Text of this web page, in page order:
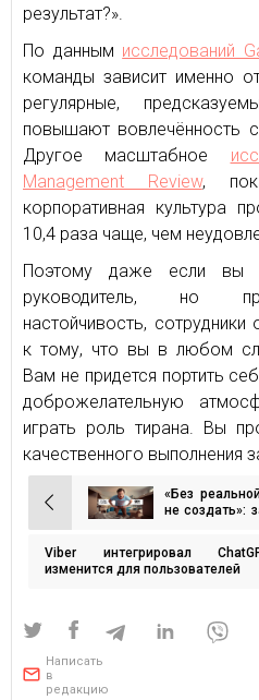
результат?».
По данным исследований
команды зависит именно
регулярные,
повышают вовлечённость
Другое масштабное
Management Review,
корпоративная культура
10,4 раза чаще, чем
Поэтому даже если вы
руководитель, но
настойчивость,
к тому, что вы в любом
Вам не придется портить
доброжелательную
играть роль тирана. Вы
качественного выполнения
Навигация
по
записям
«Без
не создать»:
Viber интегрировал
изменится для пользователей
Написать
в
редакцию